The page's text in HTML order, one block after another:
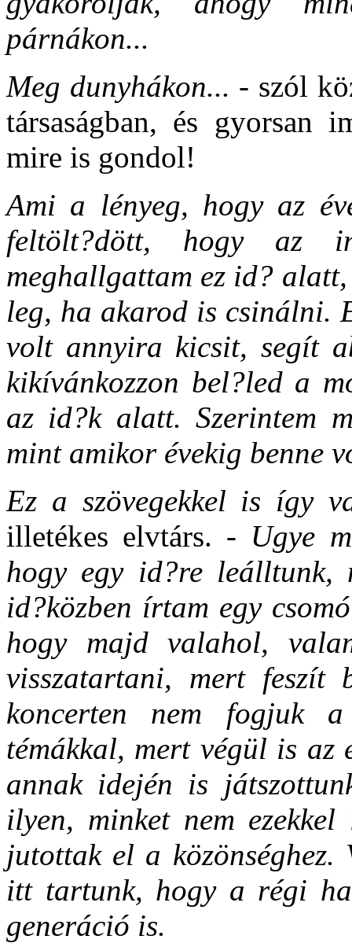
párnákon...
Meg dunyhákon... - szól
társaságban, és gyorsan
mire is gondol!
Ami a lényeg, hogy az
feltölt?dött, hogy az
meghallgattam ez id?
leg, ha akarod is csinálni.
volt annyira kicsit, segít
kikívánkozzon bel?led a
az id?k alatt. Szerintem
mint amikor évekig benne
Ez a szövegekkel is így
illetékes elvtárs. - Ugye
hogy egy id?re leálltunk,
id?közben írtam egy
hogy majd valahol,
visszatartani, mert
koncerten nem fogjuk
témákkal, mert végül is az
annak idején is
ilyen, minket nem
jutottak el a közönséghez.
itt tartunk, hogy a régi
generáció is.